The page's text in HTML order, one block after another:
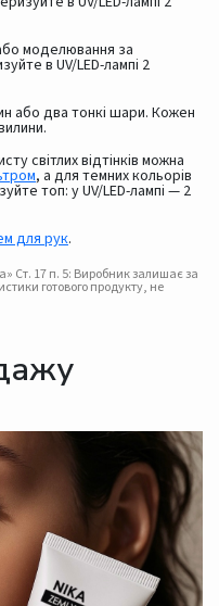
моделювання за
в UV/LED-лампі 2
або два тонкі шари. Кожен
світлих відтінків можна
, а для темних кольорів
топ: у UV/LED-лампі — 2
для рук.
Ст. 17 п. 5: Виробник залишає за
готового продукту, не